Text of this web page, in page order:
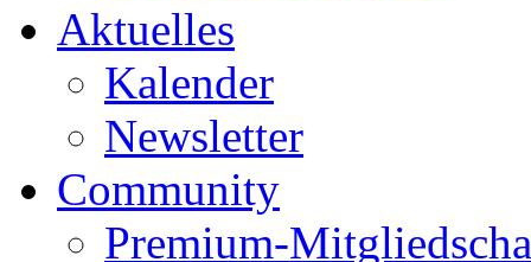
Aktuelles
Kalender
Newsletter
Community
Premium-